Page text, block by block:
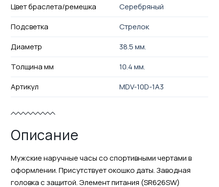
Цвет браслета/ремешка
Серебряный
Подсветка
Стрелок
Диаметр
38.5 мм.
Толщина мм
10.4 мм.
Артикул
MDV-10D-1A3
Описание
Мужские наручные часы со спортивными чертами в
оформлении. Присутствует окошко даты. Заводная
головка с защитой. Элемент питания (SR626SW)